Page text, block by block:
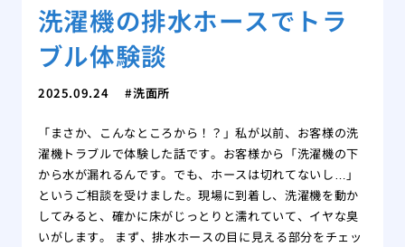
洗濯機の排水ホースでトラ
ブル体験談
2025.09.24 洗面所
「まさか、こんなところから！？」私が以前、お客様の洗
濯機トラブルで体験した話です。お客様から「洗濯機の下
から水が漏れるんです。でも、ホースは切れてないし…」
というご相談を受けました。現場に到着し、洗濯機を動か
してみると、確かに床がじっとりと濡れていて、イヤな臭
いがします。 まず、排水ホースの目に見える部分をチェッ